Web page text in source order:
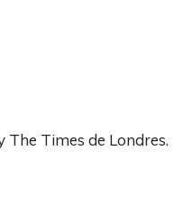
Times de Londres.